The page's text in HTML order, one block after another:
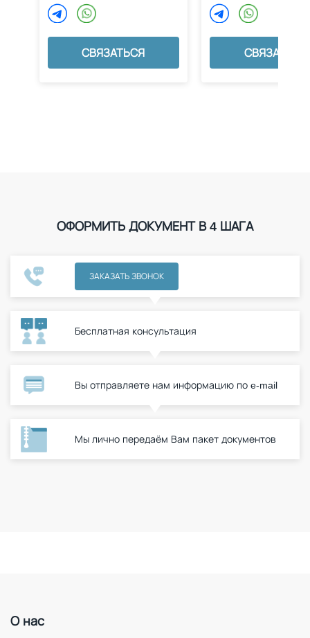
СВЯЗАТЬСЯ СВЯЗАТЬСЯ
ОФОРМИТЬ ДОКУМЕНТ В 4 ШАГА
ЗАКАЗАТЬ ЗВОНОК
Бесплатная консультация
Вы отправляете нам информацию по e-mail
Мы лично передаём Вам пакет документов
О нас